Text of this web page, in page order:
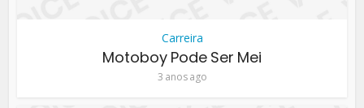
Carreira
Motoboy Pode Ser Mei
3 anos ago